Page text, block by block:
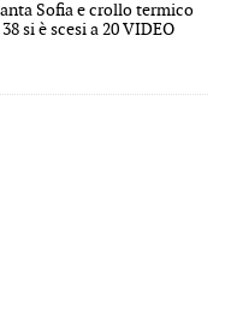
Sofia e crollo termico
si è scesi a 20 VIDEO